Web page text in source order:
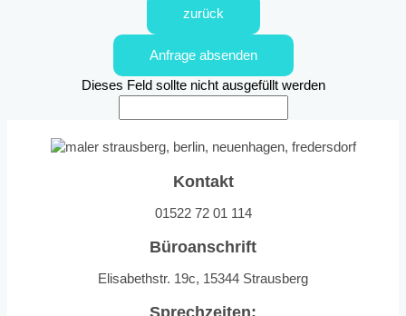
zurück
Anfrage absenden
Dieses Feld sollte nicht ausgefüllt werden
Kontakt
01522 72 01 114
Büroanschrift
Elisabethstr. 19c, 15344 Strausberg
Sprechzeiten: